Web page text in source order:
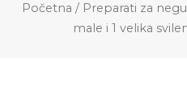
Početna / Preparati za
male i 1 velika